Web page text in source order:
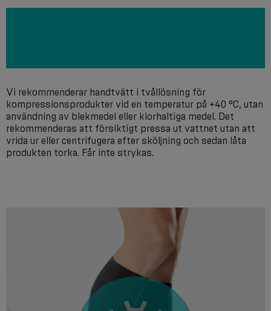
Vi rekommenderar handtvätt i tvållösning för
kompressionsprodukter vid en temperatur på +40 °C, utan
användning av blekmedel eller klorhaltiga medel. Det
rekommenderas att försiktigt pressa ut vattnet utan att
vrida ur eller centrifugera efter sköljning och sedan låta
produkten torka. Får inte strykas.